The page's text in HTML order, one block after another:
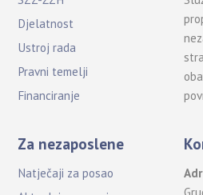
Djelatnost
Ustroj rada
Pravni temelji
Financiranje
Za nezaposlene
Natječaji za posao